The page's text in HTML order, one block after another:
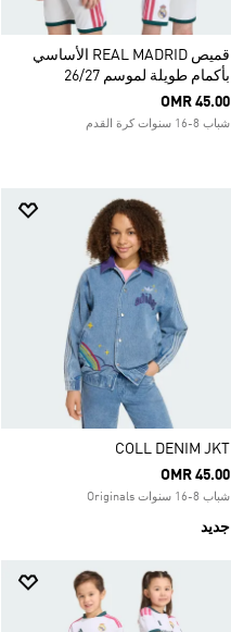
قميص REAL MADRID الأساسي
بأكمام طويلة لموسم 26/27
OMR 45.00
شباب 8-16 سنوات كرة القدم
COLL DENIM JKT
OMR 45.00
شباب 8-16 سنوات Originals
جديد